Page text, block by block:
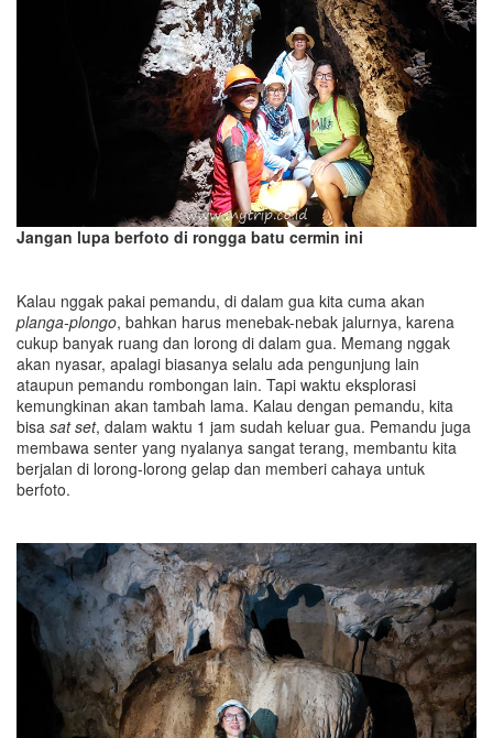
Jangan lupa berfoto di rongga batu cermin ini
Kalau nggak pakai pemandu, di dalam gua kita cuma akan
planga-plongo, bahkan harus menebak-nebak jalurnya, karena
cukup banyak ruang dan lorong di dalam gua. Memang nggak
akan nyasar, apalagi biasanya selalu ada pengunjung lain
ataupun pemandu rombongan lain. Tapi waktu eksplorasi
kemungkinan akan tambah lama. Kalau dengan pemandu, kita
bisa sat set, dalam waktu 1 jam sudah keluar gua. Pemandu juga
membawa senter yang nyalanya sangat terang, membantu kita
berjalan di lorong-lorong gelap dan memberi cahaya untuk
berfoto.